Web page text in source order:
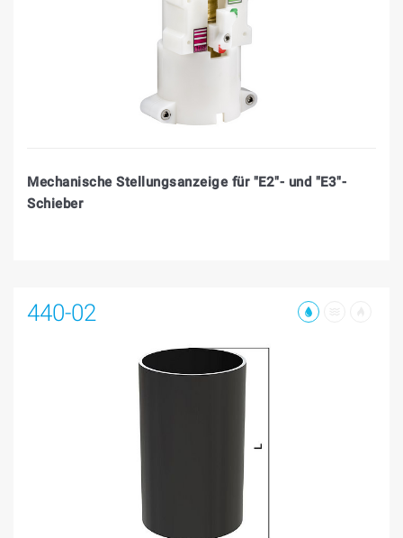
Mechanische Stellungsanzeige für "E2"- und "E3"-
Schieber
440-02